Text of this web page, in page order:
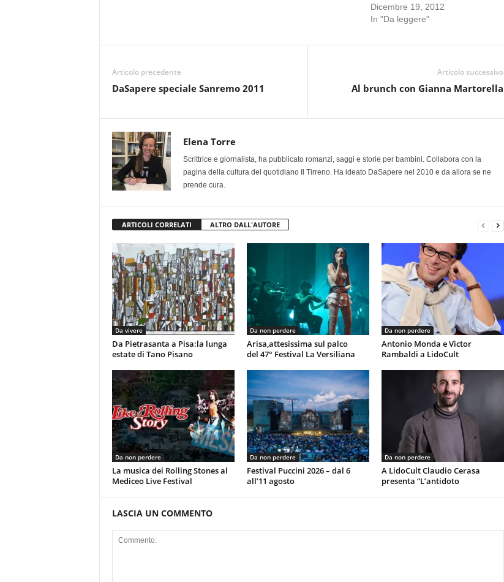
Dicembre 19, 2012
In "Da leggere"
Articolo precedente
DaSapere speciale Sanremo 2011
Articolo successivo
Al brunch con Gianna Martorella
Elena Torre
Scrittrice e giornalista, ha pubblicato romanzi, saggi e storie per bambini. Collabora con la
pagina della cultura del quotidiano Il Tirreno. Ha ideato DaSapere nel 2010 e da allora se ne
prende cura.
ARTICOLI CORRELATI ALTRO DALL'AUTORE
Da vivere
Da Pietrasanta a Pisa:la lunga
estate di Tano Pisano
Da non perdere
Arisa,attesissima sul palco
del 47° Festival La Versiliana
Da non perdere
Antonio Monda e Victor
Rambaldi a LidoCult
Da non perdere
La musica dei Rolling Stones al
Mediceo Live Festival
Da non perdere
Festival Puccini 2026 – dal 6
all’11 agosto
Da non perdere
A LidoCult Claudio Cerasa
presenta “L’antidoto
LASCIA UN COMMENTO